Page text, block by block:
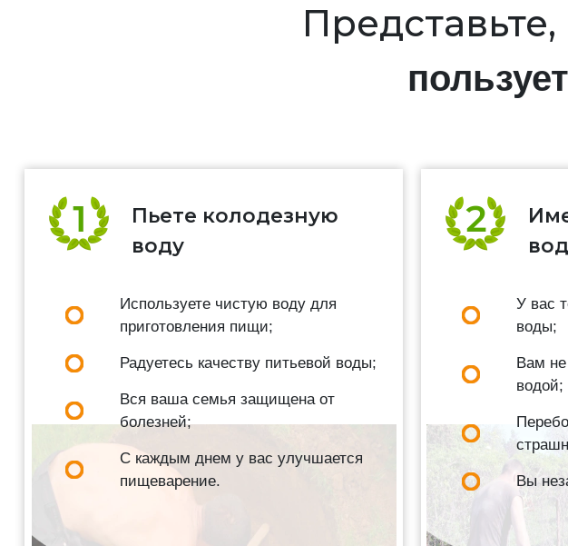
Пьете колодезную
воду
Используете чистую воду для
приготовления пищи;
Радуетесь качеству питьевой воды;
Вся ваша семья защищена от
болезней;
С каждым днем у вас улучшается
пищеварение.
У вас
воды;
Вам
водой;
Вы